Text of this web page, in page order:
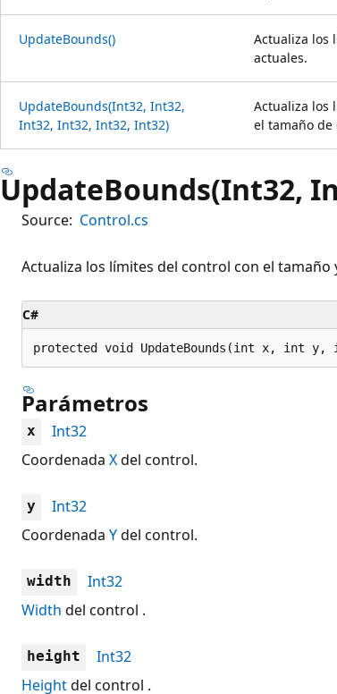
UpdateBounds()
Actualiza los
actuales.
UpdateBounds(Int32, Int32,
Int32, Int32, Int32, Int32)
Actualiza los
el tamaño de
UpdateBounds(Int32,
Source: Control.cs
Actualiza los límites del control con el tamaño
C#
protected void UpdateBounds(int x, int
Parámetros
x
Int32
Coordenada Xdel control.
y
Int32
Coordenada Ydel control.
width
Int32
Width del control .
height
Int32
Heightdel control .